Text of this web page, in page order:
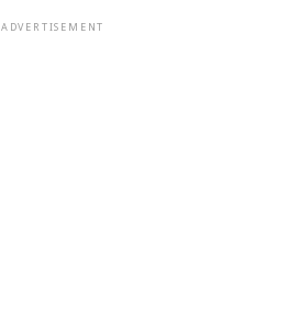
ADVERTISEMENT